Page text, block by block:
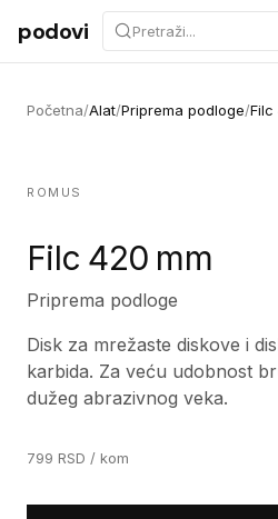
Preskoči na sadržaj
podovi
Početna/Alat/Priprema podloge/Filc
ROMUS
Filc 420 mm
Priprema podloge
Disk za mrežaste diskove i
karbida. Za veću udobnost
dužeg abrazivnog veka.
799 RSD / kom